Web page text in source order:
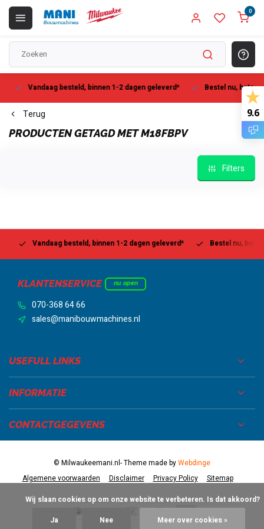
0
Vandaag besteld, binnen 1-2 dagen geleverd* Bestel nu, betaal
Terug
PRODUCTEN GETAGD MET M18FBPV
Filters
Vandaag besteld, binnen 1-2 dagen geleverd* Bestel nu, betaal
KLANTENSERVICE nu open
070-368 64 66
sales@manibouwmachines.nl
USEFULL LINKS
INFORMATIE
CONTACTGEGEVENS
Algemene voorwaarden Disclaimer Privacy Policy Sitemap
© Milwaukeemani.nl- Theme made byWebdinge
9.6
Ja Nee Meer over cookies »